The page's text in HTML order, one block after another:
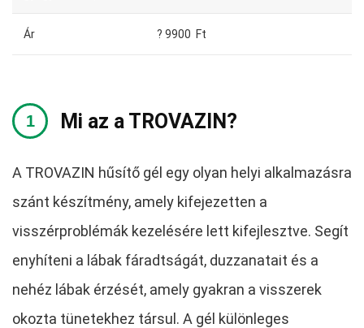
Ár ? 9900 Ft
Mi az a TROVAZIN?
A TROVAZIN hűsítő gél egy olyan helyi alkalmazásra
szánt készítmény, amely kifejezetten a
visszérproblémák kezelésére lett kifejlesztve. Segít
enyhíteni a lábak fáradtságát, duzzanatait és a
nehéz lábak érzését, amely gyakran a visszerek
okozta tünetekhez társul. A gél különleges